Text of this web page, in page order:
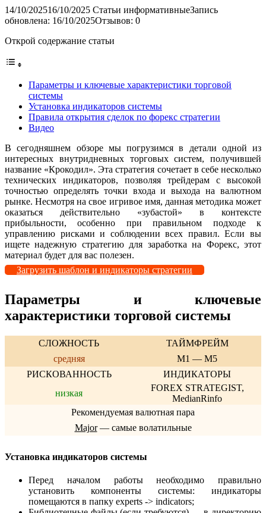
14/10/202516/10/2025 Статьи информативныеЗапись
обновлена: 16/10/2025Отзывов: 0
Открой содержание статьи
Параметры и ключевые характеристики торговой
системы
Установка индикаторов системы
Правила открытия сделок по форекс стратегии
Видео
В сегодняшнем обзоре мы погрузимся в детали одной из
интересных внутридневных торговых систем, получившей
название «Крокодил». Эта стратегия сочетает в себе несколько
технических индикаторов, позволяя трейдерам с высокой
точностью определять точки входа и выхода на валютном
рынке. Несмотря на свое игривое имя, данная методика может
оказаться действительно «зубастой» в контексте
прибыльности, особенно при правильном подходе к
управлению рисками и соблюдении всех правил. Если вы
ищете надежную стратегию для заработка на Форекс, этот
материал будет для вас полезен.
Загрузить шаблон и индикаторы стратегии
Параметры и ключевые
характеристики торговой системы
СЛОЖНОСТЬ
ТАЙМФРЕЙМ
средняя
M1 — M5
РИСКОВАННОСТЬ
ИНДИКАТОРЫ
низкая
FOREX STRATEGIST,
MedianRinfo
Рекомендуемая валютная пара
Major— самые волатильные
Установка индикаторов системы
Перед началом работы необходимо правильно
установить компоненты системы: индикаторы
помещаются в папку experts -> indicators;